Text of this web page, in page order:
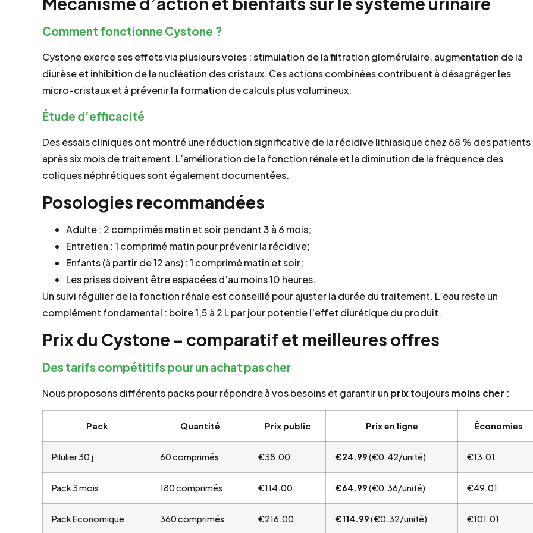
Comment fonctionne Cystone ?
Cystone exerce ses effets via plusieurs voies : stimulation de la filtration glomérulaire, augmentation de la
diurèse et inhibition de la nucléation des cristaux. Ces actions combinées contribuent à désagréger les
micro-cristaux et à prévenir la formation de calculs plus volumineux.
Étude d’efficacité
Des essais cliniques ont montré une réduction significative de la récidive lithiasique chez 68 % des patients
après six mois de traitement. L’amélioration de la fonction rénale et la diminution de la fréquence des
coliques néphrétiques sont également documentées.
Posologies recommandées
Adulte : 2 comprimés matin et soir pendant 3 à 6 mois;
Entretien : 1 comprimé matin pour prévenir la récidive;
Enfants (à partir de 12 ans) : 1 comprimé matin et soir;
Les prises doivent être espacées d’au moins 10 heures.
Un suivi régulier de la fonction rénale est conseillé pour ajuster la durée du traitement. L’eau reste un
complément fondamental : boire 1,5 à 2 L par jour potentie l’effet diurétique du produit.
Prix du Cystone – comparatif et meilleures offres
Des tarifs compétitifs pour un achat pas cher
Nous proposons différents packs pour répondre à vos besoins et garantir un prixtoujoursmoins cher :
Pack Quantité Prix public Prix en ligne Économies
Pilulier 30 j 60 comprimés €38.00 €24.99(€0.42/unité) €13.01
Pack 3 mois 180 comprimés €114.00 €64.99(€0.36/unité) €49.01
Pack Economique 360 comprimés €216.00 €114.99(€0.32/unité) €101.01